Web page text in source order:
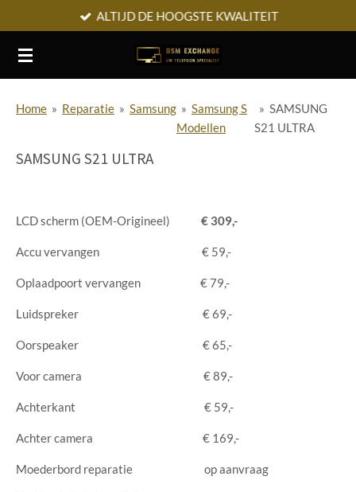
direct
naar
ALTIJD DE HOOGSTE KWALITEIT
Home » Reparatie » Samsung » Samsung S
Modellen
» SAMSUNG
S21 ULTRA
SAMSUNG S21 ULTRA
LCD scherm (OEM-Origineel) € 309,-
Accu vervangen € 59,-
Oplaadpoort vervangen € 79,-
Luidspreker € 69,-
Oorspeaker € 65,-
Voor camera € 89,-
Achterkant € 59,-
Achter camera € 169,-
Moederbord reparatie op aanvraag